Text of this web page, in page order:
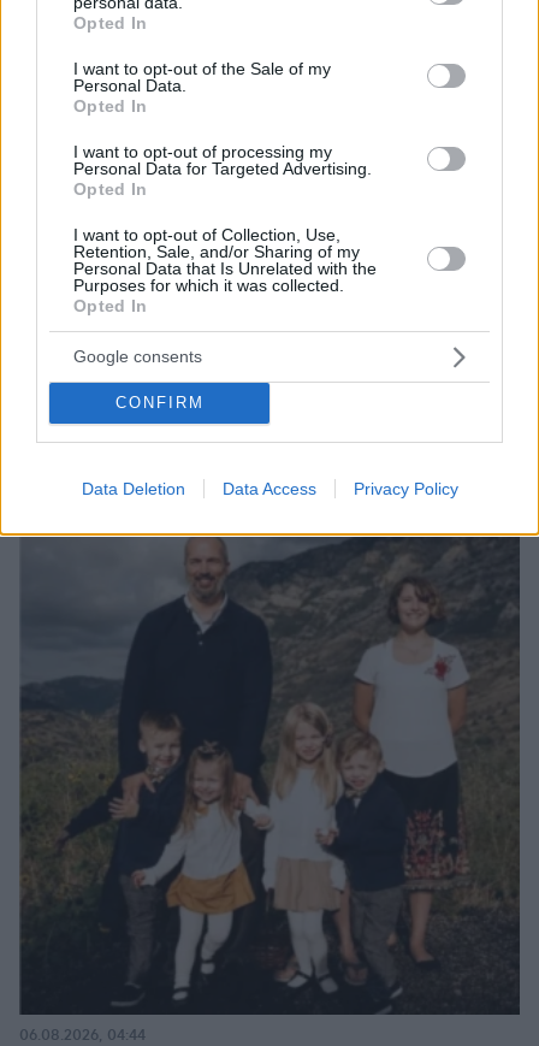
grant or deny consent to Google and its third-party tags to
use your data for below specified purposes in below Google
consent section.
Opted In
I want to opt-out of the Sale of my
Personal Data.
Opted In
I want to opt-out of processing my
Personal Data for Targeted Advertising.
Opted In
I want to opt-out of Collection, Use,
Retention, Sale, and/or Sharing of my
Personal Data that Is Unrelated with the
Purposes for which it was collected.
Opted In
Google consents
CONFIRM
Data Deletion Data Access Privacy Policy
Έφυγε από τη ζωή ο σπουδαίος λαϊκός τραγουδιστής
Δημήτρης Ξανθάκης
Δύο εκρήξεις κοντά σε δεξαμενόπλοιο στα Στενά του
Ορμούζ
πριν 19 λεπτά
Βερμούδες: Όλα τα στυλ που θα φοράμε μέχρι το
πριν 28 λεπτά
Σπιτική βυσσινάδα: Η εύκολη συνταγή που διατηρείται
για μήνες
πριν 28 λεπτά
ΔΕΙΤΕ ΟΛΕΣ ΤΙΣ ΕΙΔΗΣΕΙΣ
ΤΑ ΠΙΟ ΔΗΜΟΦΙΛΗ
06.08.2026, 04:44